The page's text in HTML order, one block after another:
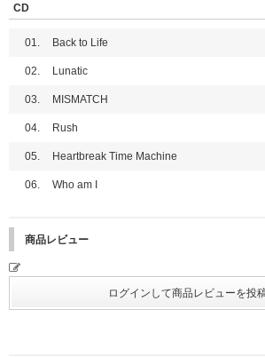
表：2026年1月16日(金)18:00頃
■メンバーオフラインイベント(各会場でメンバー
●特典会内容
②ミニトークステージ + メンバー個別2ショット
用)
④ミニトークステージ + メンバー全員お渡し会
※全会場で、特典会の内容は同じとなります。
●開催日程
【愛知】2025年11月23日(日・祝)
※2025/11/27更新：メンバー EJの12月7日(日)
見合わせにより2026年2月14日(土)にEJのみ振替
す。
ンバー絵柄は同じものになります。
すので、対象期間中であっても予定数量に達し次
※下記ラッキードローイベント期間内のご予約分
トのデザインはプリント(印刷)となります。
※「手書きデコプリントフォトカード」のお届け
につきましてはお答えできませんのでご了承くだ
■ラッキードロー イベント開催日程
【「直筆サイン入りメンバー別フォトカード」当
10月28日(火)20:00以降順次
※当選発表は、上記の時間を目途に当選者様への
OREマイページにてご連絡いたします。落選の方
んので、あらかじめご了承ください。
CD
01. Back to Life
02. Lunatic
03. MISMATCH
04. Rush
05. Heartbreak Time Machine
06. Who am I
商品レビュー